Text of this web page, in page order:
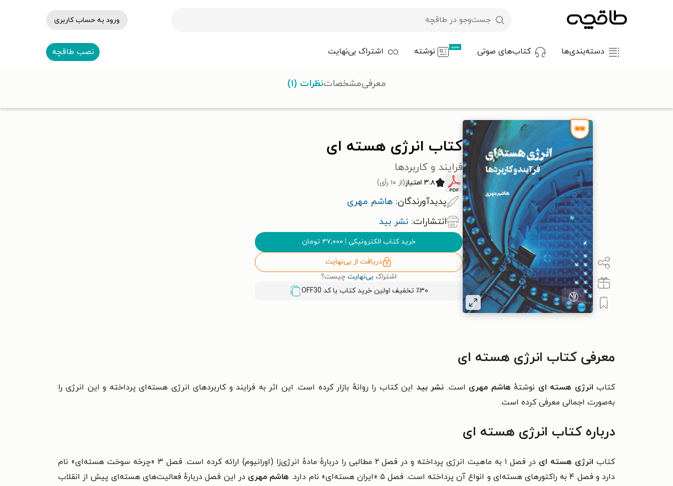
ورود به حساب کاربری
دسته‌بندی‌ها کتاب‌های صوتی جدید نوشته اشتراک بی‌نهایت نصب طاقچه
کتاب انرژی هسته ای
فرایند و کاربردها
۳.۸ امتیاز (از ۱۰ رأی)
پدیدآورندگان: هاشم مهری
انتشارات: نشر بید
خرید کتاب الکترونیکی ۴۷,۰۰۰ تومان
دریافت از بی‌نهایت
اشتراک بی‌نهایت چیست؟
٪۳۰ تخفیف اولین خرید کتاب با کد
OFF30
معرفیمشخصاتنظرات (۱)
معرفی کتاب انرژی هسته ای
کتاب انرژی هسته ای نوشتهٔ هاشم مهری است. نشر بید این کتاب را روانهٔ بازار کرده است. این اثر به فرایند و کاربردهای انرژی هسته‌ای پرداخته و این انرژی را
به‌صورت اجمالی معرفی کرده است.
درباره کتاب انرژی هسته ای
کتابانرژی هسته ای
در فصل ۱ به ماهیت انرژی پرداخته و در فصل ۲ مطالبی را دربارهٔ مادهٔ انرژی‌زا (اورانیوم) ارائه کرده است. فصل ۳ «چرخه سوخت هسته‌ای» نام
دارد و فصل ۴ به راکتورهای هسته‌ای و انواع آن پرداخته است. فصل ۵ «ایران هسته‌ای» نام دارد.
هاشم مهری در این فصل دربارهٔ فعالیت‌های هسته‌ای پیش از انقلاب